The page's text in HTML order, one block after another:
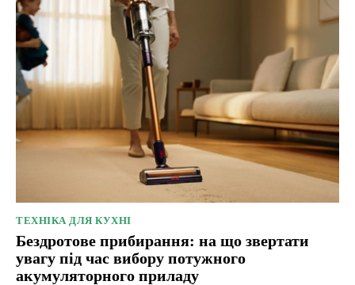
ТЕХНІКА ДЛЯ КУХНІ
Бездротове прибирання: на що звертати
увагу під час вибору потужного
акумуляторного приладу